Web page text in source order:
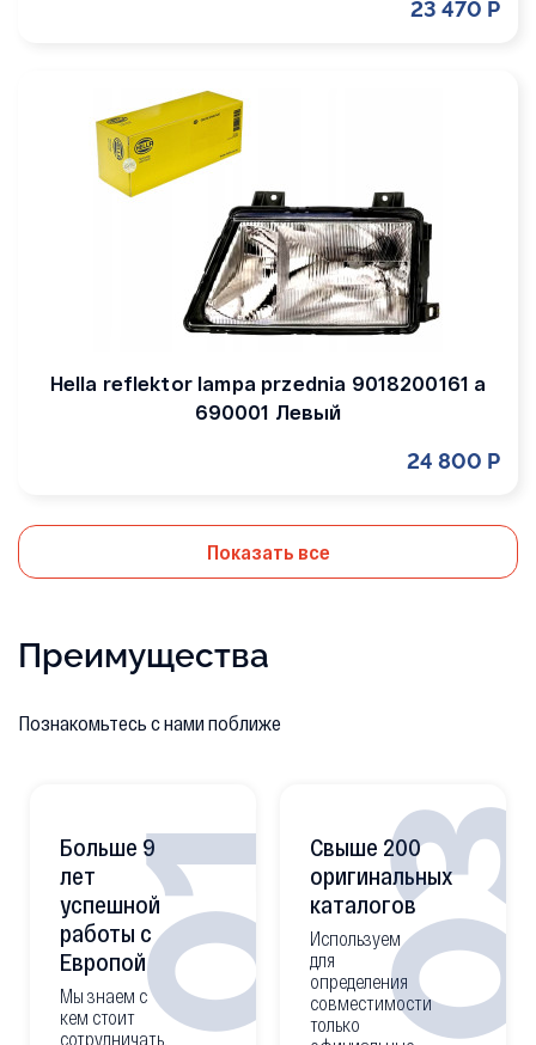
23 470 Р
Hella reflektor lampa przednia 9018200161 a
690001 Левый
24 800 Р
Показать все
Преимущества
Познакомьтесь с нами поближе
01
Больше 9
лет
успешной
работы с
Европой
Мы знаем с
кем стоит
сотрудничать,
Свыше 200
оригинальных
каталогов
Используем
для
определения
совместимости
только